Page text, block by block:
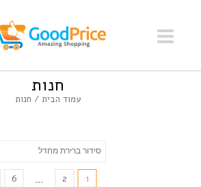
חנות
עמוד הבית / חנות
1
2
…
6